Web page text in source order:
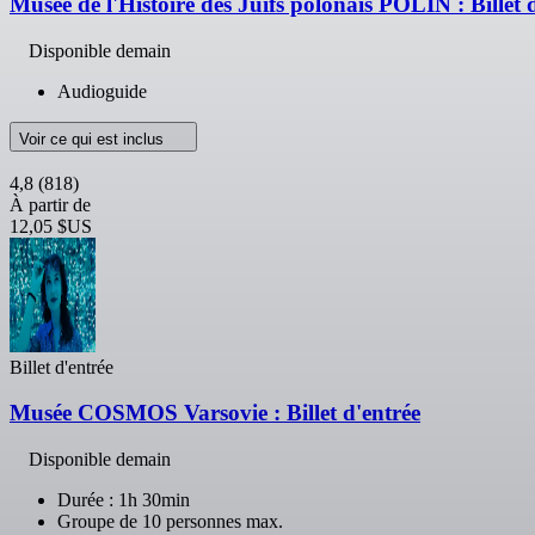
Disponible demain
Audioguide
Voir ce qui est inclus
4,8 (818)
À partir de
12,05 $US
Billet d'entrée
Musée COSMOS Varsovie : Billet d'entrée
Disponible demain
Durée : 1h 30min
Groupe de 10 personnes max.